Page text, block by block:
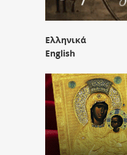
Ελληνικά
English